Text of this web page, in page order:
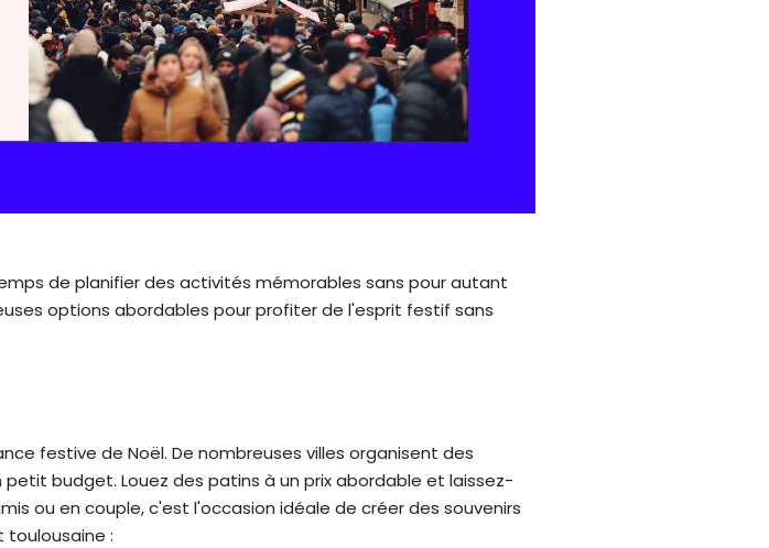
de planifier des activités mémorables sans pour autant
options abordables pour profiter de l'esprit festif sans
festive de Noël. De nombreuses villes organisent des
budget. Louez des patins à un prix abordable et laissez-
ou en couple, c'est l'occasion idéale de créer des souvenirs
toulousaine :